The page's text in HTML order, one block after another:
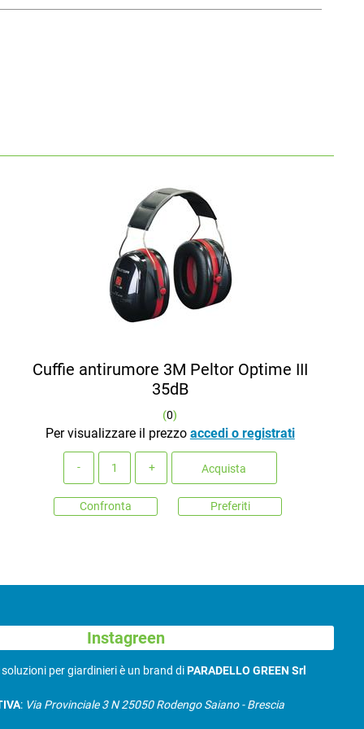
Cuffie antirumore 3M Peltor Optime III
35dB
(0)
Per visualizzare il prezzo accedi o registrati
Acquista
Confronta Preferiti
Instagreen
soluzioni per giardinieri è un brand diPARADELLO GREEN Srl
: Via Provinciale 3 N 25050 Rodengo Saiano - Brescia